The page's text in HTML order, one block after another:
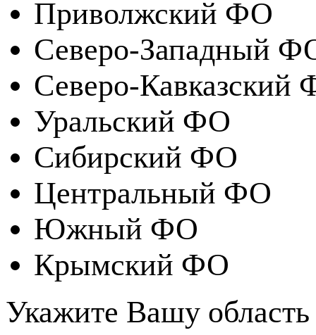
Приволжский ФО
Северо-Западный
Северо-Кавказский
Уральский ФО
Сибирский ФО
Центральный ФО
Южный ФО
Крымский ФО
Укажите Вашу область